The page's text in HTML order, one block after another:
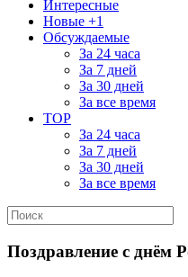
Интересные
Новые +1
Обсуждаемые
За 24 часа
За 7 дней
За 30 дней
За все время
TOP
За 24 часа
За 7 дней
За 30 дней
За все время
Поздравление с днём